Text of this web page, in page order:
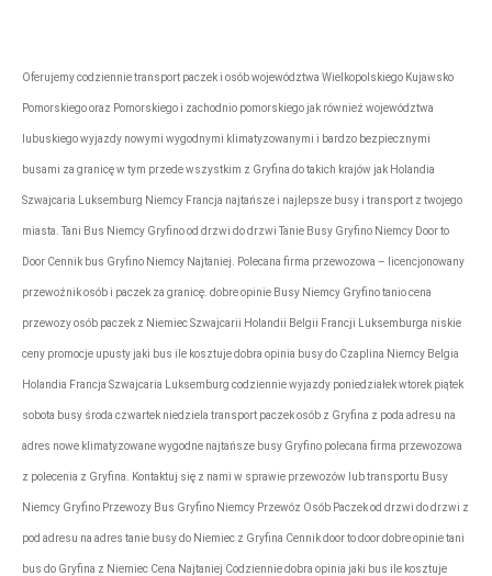
Oferujemy codziennie transport paczek i osób województwa Wielkopolskiego Kujawsko
Pomorskiego oraz Pomorskiego i zachodnio pomorskiego jak również województwa
lubuskiego wyjazdy nowymi wygodnymi klimatyzowanymi i bardzo bezpiecznymi
busami za granicę w tym przede wszystkim z Gryfina do takich krajów jak Holandia
Szwajcaria Luksemburg Niemcy Francja najtańsze i najlepsze busy i transport z twojego
miasta. Tani Bus Niemcy Gryfino od drzwi do drzwi Tanie Busy Gryfino Niemcy Door to
Door Cennik bus Gryfino Niemcy Najtaniej. Polecana firma przewozowa – licencjonowany
przewoźnik osób i paczek za granicę. dobre opinie Busy Niemcy Gryfino tanio cena
przewozy osób paczek z Niemiec Szwajcarii Holandii Belgii Francji Luksemburga niskie
ceny promocje upusty jaki bus ile kosztuje dobra opinia busy do Czaplina Niemcy Belgia
Holandia Francja Szwajcaria Luksemburg codziennie wyjazdy poniedziałek wtorek piątek
sobota busy środa czwartek niedziela transport paczek osób z Gryfina z poda adresu na
adres nowe klimatyzowane wygodne najtańsze busy Gryfino polecana firma przewozowa
z polecenia z Gryfina. Kontaktuj się z nami w sprawie przewozów lub transportu Busy
Niemcy Gryfino Przewozy Bus Gryfino Niemcy Przewóz Osób Paczek od drzwi do drzwi z
pod adresu na adres tanie busy do Niemiec z Gryfina Cennik door to door dobre opinie tani
bus do Gryfina z Niemiec Cena Najtaniej Codziennie dobra opinia jaki bus ile kosztuje